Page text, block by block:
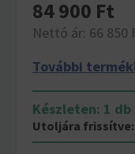
84 900 Ft
Nettó ár: 66 850
További
Készleten: 1 db
Utoljára frissítve: